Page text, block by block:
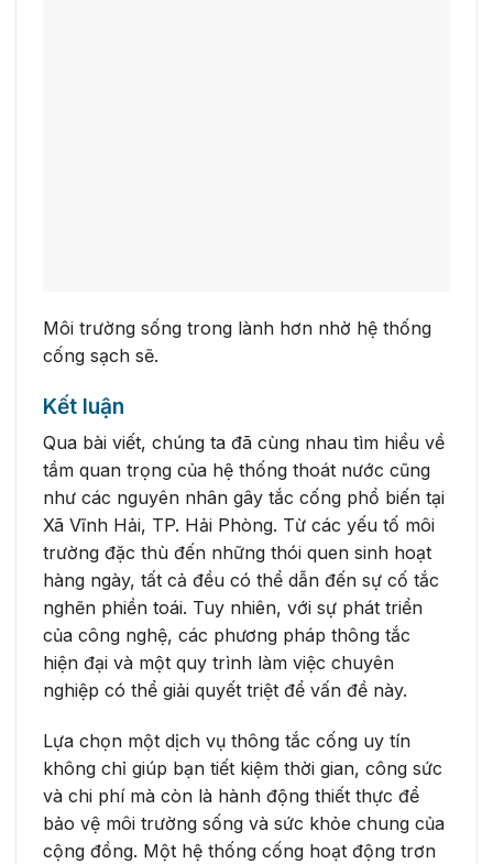
Môi trường sống trong lành hơn nhờ hệ thống
cống sạch sẽ.
Kết luận
Qua bài viết, chúng ta đã cùng nhau tìm hiểu về
tầm quan trọng của hệ thống thoát nước cũng
như các nguyên nhân gây tắc cống phổ biến tại
Xã Vĩnh Hải, TP. Hải Phòng. Từ các yếu tố môi
trường đặc thù đến những thói quen sinh hoạt
hàng ngày, tất cả đều có thể dẫn đến sự cố tắc
nghẽn phiền toái. Tuy nhiên, với sự phát triển
của công nghệ, các phương pháp thông tắc
hiện đại và một quy trình làm việc chuyên
nghiệp có thể giải quyết triệt để vấn đề này.
Lựa chọn một dịch vụ thông tắc cống uy tín
không chỉ giúp bạn tiết kiệm thời gian, công sức
và chi phí mà còn là hành động thiết thực để
bảo vệ môi trường sống và sức khỏe chung của
cộng đồng. Một hệ thống cống hoạt động trơn